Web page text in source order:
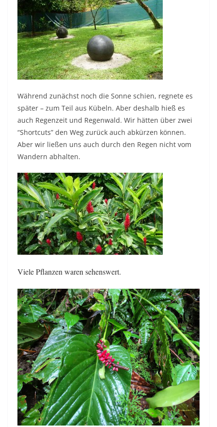
Während zunächst noch die Sonne schien, regnete es
später – zum Teil aus Kübeln. Aber deshalb hieß es
auch Regenzeit und Regenwald. Wir hätten über zwei
“Shortcuts” den Weg zurück auch abkürzen können.
Aber wir ließen uns auch durch den Regen nicht vom
Wandern abhalten.
Viele Pflanzen waren sehenswert.